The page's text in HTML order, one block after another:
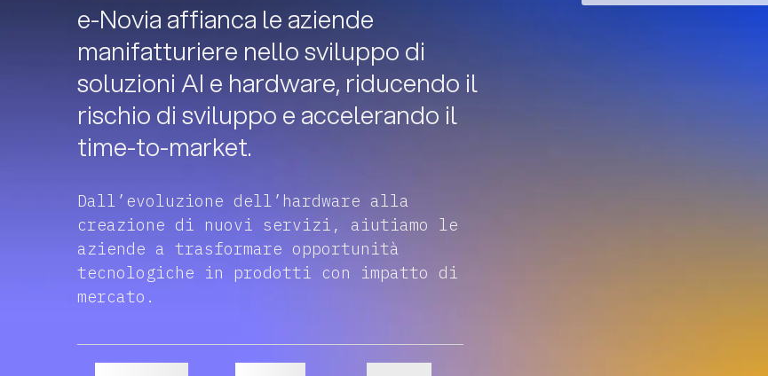
e-Novia affianca le aziende
manifatturiere nello sviluppo di
soluzioni AI e hardware, riducendo il
rischio di sviluppo e accelerando il
time-to-market.
Dall’evoluzione dell’hardware alla
creazione di nuovi servizi, aiutiamo le
aziende a trasformare opportunità
tecnologiche in prodotti con impatto di
mercato.